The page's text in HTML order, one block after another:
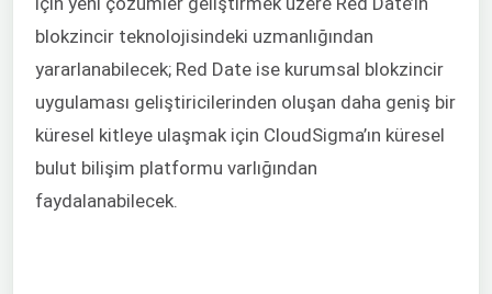
blokzincir teknolojisindeki uzmanlığından
yararlanabilecek; Red Date ise kurumsal blokzincir
uygulaması geliştiricilerinden oluşan daha geniş bir
küresel kitleye ulaşmak için CloudSigma’ın küresel
bulut bilişim platformu varlığından
faydalanabilecek.